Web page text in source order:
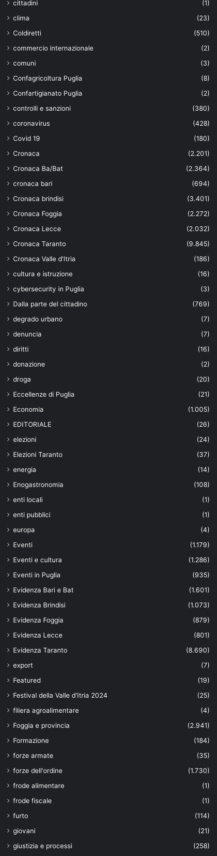
cittadini
(1)
clima
(23)
Coldiretti
(510)
commercio internazionale
(2)
comuni
(3)
Confagricoltura Puglia
(8)
Confartigianato Puglia
(2)
controlli e sanzioni
(380)
coronavirus
(428)
Covid 19
(180)
Cronaca
(2.201)
Cronaca Ba/Bat
(2.364)
cronaca bari
(694)
Cronaca brindisi
(3.401)
Cronaca Foggia
(2.272)
Cronaca Lecce
(2.032)
Cronaca Taranto
(9.845)
Cronaca Valle d'Itria
(186)
cultura e istruzione
(16)
cybersecurity in Puglia
(3)
Dalla parte del cittadino
(769)
degrado urbano
(7)
denuncia
(7)
diritti
(16)
donazione
(2)
droga
(20)
Eccellenze di Puglia
(21)
Economia
(1.005)
EDITORIALE
(26)
elezioni
(24)
Elezioni Taranto
(37)
energia
(14)
Enogastronomia
(108)
enti locali
(1)
enti pubblici
(1)
europa
(4)
Eventi
(1.179)
Eventi e cultura
(1.286)
Eventi in Puglia
(935)
Evidenza Bari e Bat
(1.601)
Evidenza Brindisi
(1.073)
Evidenza Foggia
(879)
Evidenza Lecce
(801)
Evidenza Taranto
(8.690)
export
(7)
Featured
(19)
Festival della Valle d'Itria 2024
(25)
filiera agroalimentare
(4)
Foggia e provincia
(2.941)
Formazione
(184)
forze armate
(35)
forze dell'ordine
(1.730)
frode alimentare
(1)
frode fiscale
(1)
furto
(114)
giovani
(21)
giustizia e processi
(258)